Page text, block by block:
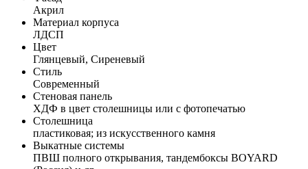
Акрил
Материал корпуса
ЛДСП
Цвет
Глянцевый, Сиреневый
Стиль
Современный
Стеновая панель
ХДФ в цвет столешницы или с фотопечатью
Столешница
пластиковая; из искусственного камня
Выкатные системы
ПВШ полного открывания, тандембоксы BOYARD